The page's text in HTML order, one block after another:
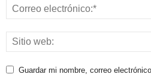
Guardar mi nombre, correo